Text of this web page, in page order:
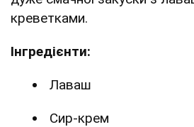
креветками.
Інгредієнти:
Лаваш
Сир-крем